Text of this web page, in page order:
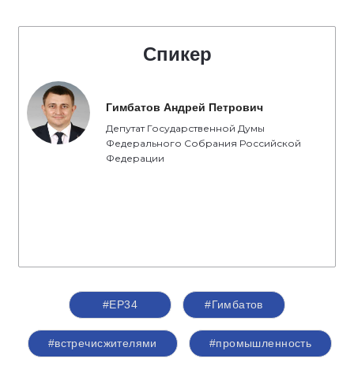
Спикер
Гимбатов Андрей Петрович
Депутат Государственной Думы
Федерального Собрания Российской
Федерации
#ЕР34 #Гимбатов
#встречисжителями #промышленность